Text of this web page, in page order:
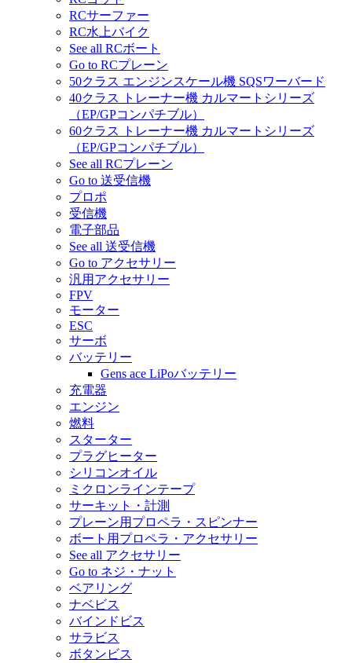
RCサーファー
RC水上バイク
See all RCボート
Go to RCプレーン
50クラス エンジンスケール機 SQSワーバード
40クラス トレーナー機 カルマートシリーズ
（EP/GPコンパチブル）
60クラス トレーナー機 カルマートシリーズ
（EP/GPコンパチブル）
See all RCプレーン
Go to 送受信機
プロポ
受信機
電子部品
See all 送受信機
Go to アクセサリー
汎用アクセサリー
FPV
モーター
ESC
サーボ
バッテリー
Gens ace LiPoバッテリー
充電器
エンジン
燃料
スターター
プラグヒーター
シリコンオイル
ミクロンラインテープ
サーキット・計測
プレーン用プロペラ・スピンナー
ボート用プロペラ・アクセサリー
See all アクセサリー
Go to ネジ・ナット
ベアリング
ナベビス
バインドビス
サラビス
ボタンビス